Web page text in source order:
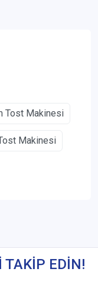
Tost Makinesi
Makinesi
TAKİP EDİN!